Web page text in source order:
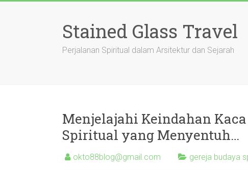
Stained Glass Travel
Perjalanan Spiritual dalam Arsitektur dan Sejarah
Menjelajahi Keindahan
Spiritual yang Menyentuh…
okto88blog@gmail.com gereja budaya